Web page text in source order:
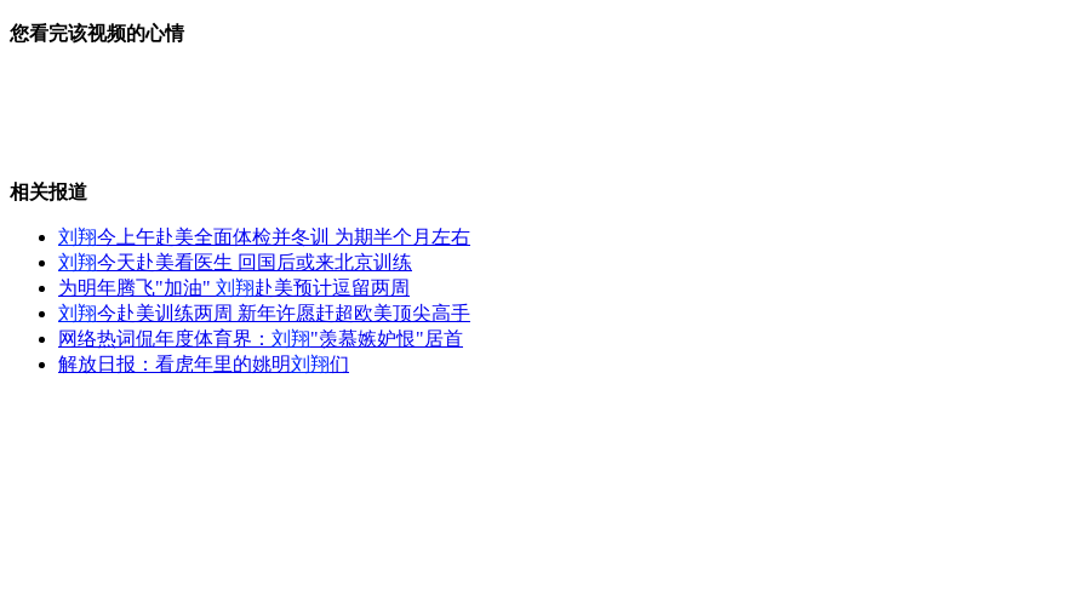
内蒙古乌梁素海因污染20年内恐消失
中央气象台继续发布台风橙色预警
您看完该视频的心情
相关报道
刘翔今上午赴美全面体检并冬训 为期半个月左右
刘翔今天赴美看医生 回国后或来北京训练
为明年腾飞"加油" 刘翔赴美预计逗留两周
刘翔今赴美训练两周 新年许愿赶超欧美顶尖高手
网络热词侃年度体育界： 刘翔"羡慕嫉妒恨"居首
解放日报：看虎年里的姚明刘翔们